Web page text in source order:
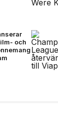
och